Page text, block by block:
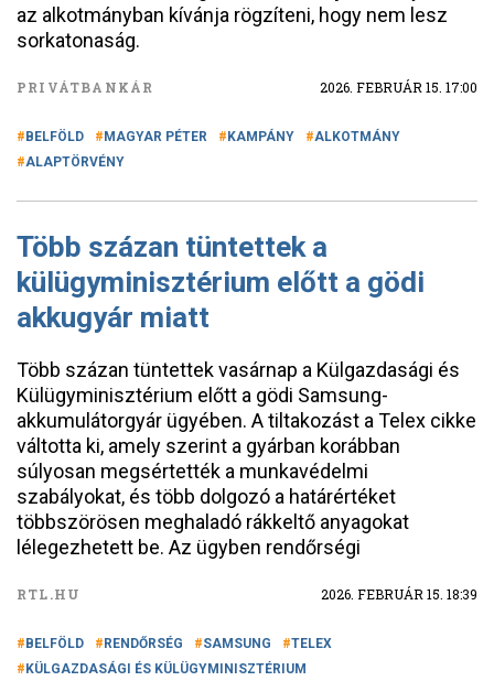
az alkotmányban kívánja rögzíteni, hogy nem lesz
sorkatonaság.
PRIVÁTBANKÁR 2026. FEBRUÁR 15. 17:00
BELFÖLD MAGYAR PÉTER KAMPÁNY
ALKOTMÁNY
ALAPTÖRVÉNY
Több százan tüntettek a
külügyminisztérium előtt a gödi
akkugyár miatt
Több százan tüntettek vasárnap a Külgazdasági és
Külügyminisztérium előtt a gödi Samsung-
akkumulátorgyár ügyében. A tiltakozást a Telex cikke
váltotta ki, amely szerint a gyárban korábban
súlyosan megsértették a munkavédelmi
szabályokat, és több dolgozó a határértéket
többszörösen meghaladó rákkeltő anyagokat
lélegezhetett be. Az ügyben rendőrségi
RTL.HU 2026. FEBRUÁR 15. 18:39
BELFÖLD RENDŐRSÉG SAMSUNG
TELEX
KÜLGAZDASÁGI ÉS KÜLÜGYMINISZTÉRIUM